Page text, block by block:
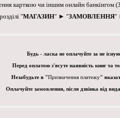
карткою чи іншим онлайн банкінгом
"МАГАЗИН" ► "ЗАМОВЛЕННЯ"
Будь - ласка не оплачуйте за не
Перед оплатою з'ясуте наявність книг та
Незабудьте в "Призначення платежу"
Оплачуйте замовлення, після дзвінка від